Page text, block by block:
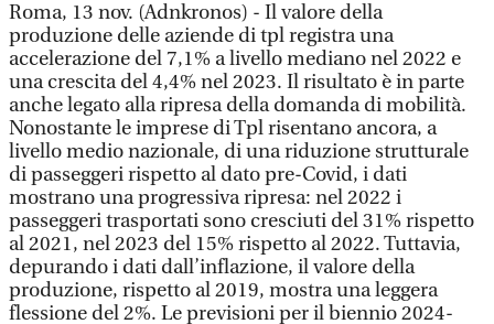
Roma, 13 nov. (Adnkronos) - Il valore della
produzione delle aziende di tpl registra una
accelerazione del 7,1% a livello mediano nel 2022 e
una crescita del 4,4% nel 2023. Il risultato è in parte
anche legato alla ripresa della domanda di mobilità.
Nonostante le imprese di Tpl risentano ancora, a
livello medio nazionale, di una riduzione strutturale
di passeggeri rispetto al dato pre-Covid, i dati
mostrano una progressiva ripresa: nel 2022 i
passeggeri trasportati sono cresciuti del 31% rispetto
al 2021, nel 2023 del 15% rispetto al 2022. Tuttavia,
depurando i dati dall’inflazione, il valore della
produzione, rispetto al 2019, mostra una leggera
flessione del 2%. Le previsioni per il biennio 2024-